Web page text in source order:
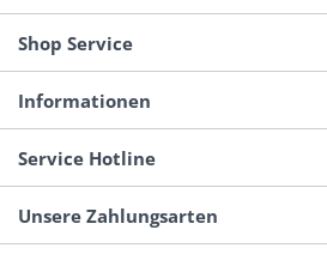
Shop Service
Informationen
Service Hotline
Unsere Zahlungsarten